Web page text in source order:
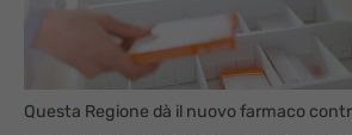
Questa Regione dà il nuovo farmaco